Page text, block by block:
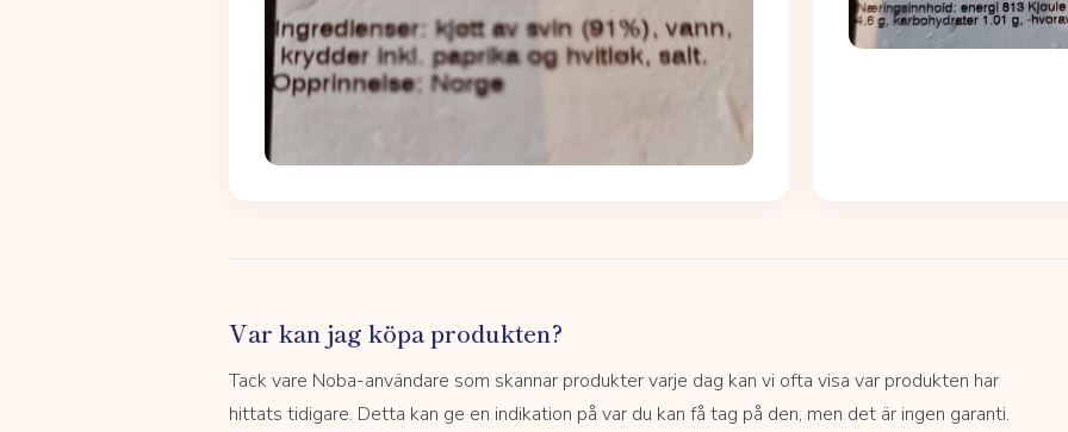
Var kan jag köpa produkten?
Tack vare Noba-användare som skannar produkter varje dag kan vi ofta visa var produkten har
hittats tidigare. Detta kan ge en indikation på var du kan få tag på den, men det är ingen garanti.